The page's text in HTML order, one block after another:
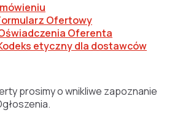
Ofertowy
Oferenta
etyczny dla dostawców
prosimy o wnikliwe zapoznanie